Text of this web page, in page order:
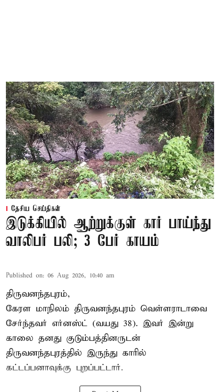
தேசிய செய்திகள்
இடுக்கியில் ஆற்றுக்குள் கார் பாய்ந்து
வாலிபர் பலி; 3 பேர் காயம்
Published on: 06 Aug 2026, 10:40 am
திருவனந்தபுரம்,
கேரள மாநிலம் திருவனந்தபுரம் வெள்ளராடாவை
சேர்ந்தவர் எர்னஸ்ட் (வயது 38). இவர் இன்று
காலை தனது குடும்பத்தினருடன்
திருவனந்தபுரத்தில் இருந்து காரில்
கட்டப்பனாவுக்கு புறப்பட்டார்.